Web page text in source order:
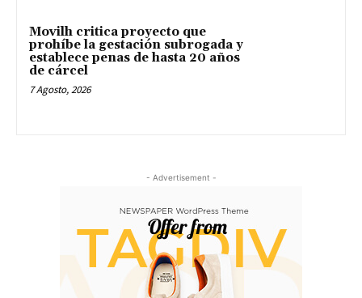
Movilh critica proyecto que
prohíbe la gestación subrogada y
establece penas de hasta 20 años
de cárcel
7 Agosto, 2026
- Advertisement -